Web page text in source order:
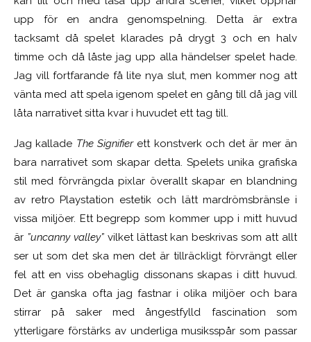
upp för en andra genomspelning. Detta är extra
tacksamt då spelet klarades på drygt 3 och en halv
timme och då låste jag upp alla händelser spelet hade.
Jag vill fortfarande få lite nya slut, men kommer nog att
vänta med att spela igenom spelet en gång till då jag vill
låta narrativet sitta kvar i huvudet ett tag till.
Jag kallade The Signifierett konstverk och det är mer än
bara narrativet som skapar detta. Spelets unika grafiska
stil med förvrängda pixlar överallt skapar en blandning
av retro Playstation estetik och lätt mardrömsbränsle i
vissa miljöer. Ett begrepp som kommer upp i mitt huvud
är ”uncanny valley”vilket lättast kan beskrivas som att allt
ser ut som det ska men det är tillräckligt förvrängt eller
fel att en viss obehaglig dissonans skapas i ditt huvud.
Det är ganska ofta jag fastnar i olika miljöer och bara
stirrar på saker med ångestfylld fascination som
ytterligare förstärks av underliga musiksspår som passar